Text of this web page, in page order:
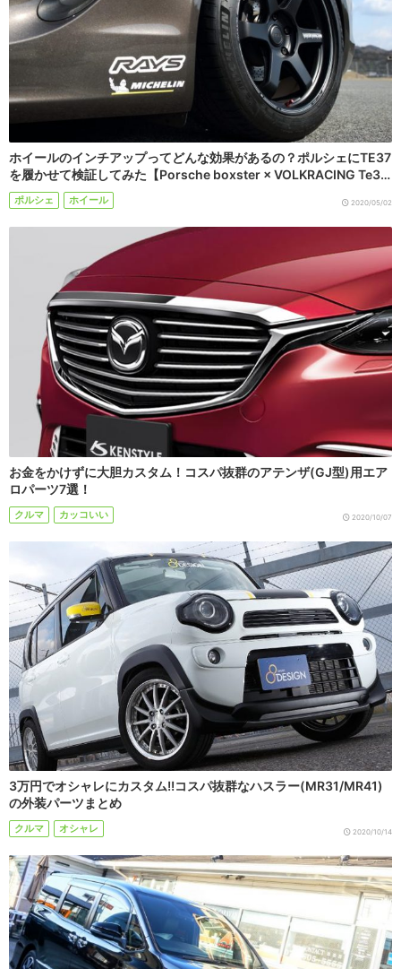
ホイールのインチアップってどんな効果があるの？ポルシェにTE37
を履かせて検証してみた【Porsche boxster × VOLKRACING Te3…
ポルシェ ホイール 2020/05/02
お金をかけずに大胆カスタム！コスパ抜群のアテンザ(GJ型)用エア
ロパーツ7選！
クルマ カッコいい 2020/10/07
3万円でオシャレにカスタム!!コスパ抜群なハスラー(MR31/MR41)
の外装パーツまとめ
クルマ オシャレ 2020/10/14